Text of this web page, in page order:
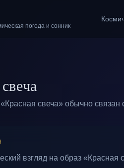
погода и сонник
свеча» обычно
взгляд на образ «Красная